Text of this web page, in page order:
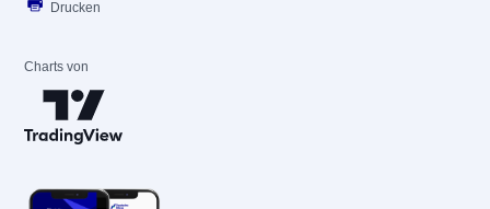
Drucken
Charts von